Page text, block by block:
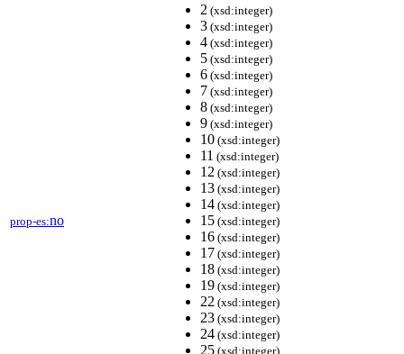
prop-es:no
2 (xsd:integer)
3 (xsd:integer)
4 (xsd:integer)
5 (xsd:integer)
6 (xsd:integer)
7 (xsd:integer)
8 (xsd:integer)
9 (xsd:integer)
10 (xsd:integer)
11 (xsd:integer)
12 (xsd:integer)
13 (xsd:integer)
14 (xsd:integer)
15 (xsd:integer)
16 (xsd:integer)
17 (xsd:integer)
18 (xsd:integer)
19 (xsd:integer)
22 (xsd:integer)
23 (xsd:integer)
24 (xsd:integer)
25 (xsd:integer)